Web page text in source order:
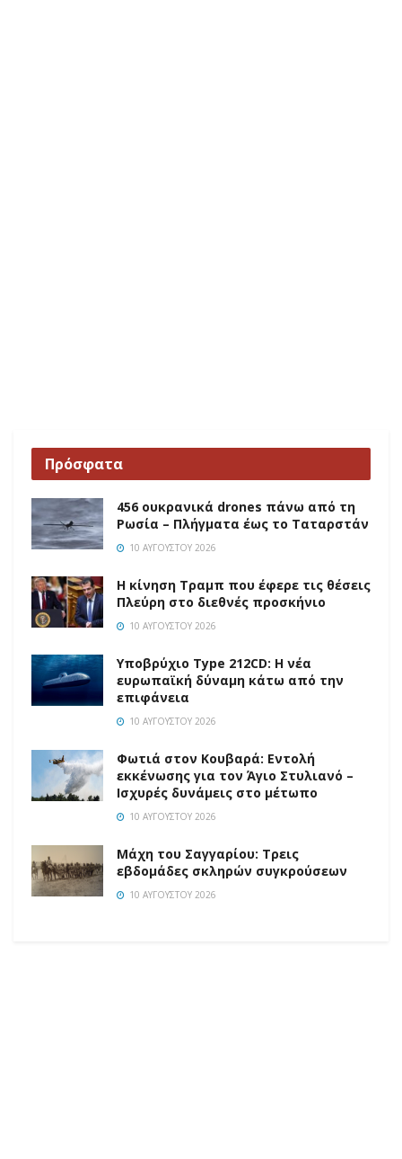
Πρόσφατα
456 ουκρανικά drones πάνω από τη
Ρωσία – Πλήγματα έως το Ταταρστάν
10 ΑΥΓΟΎΣΤΟΥ 2026
Η κίνηση Τραμπ που έφερε τις θέσεις
Πλεύρη στο διεθνές προσκήνιο
10 ΑΥΓΟΎΣΤΟΥ 2026
Υποβρύχιο Type 212CD: Η νέα
ευρωπαϊκή δύναμη κάτω από την
επιφάνεια
10 ΑΥΓΟΎΣΤΟΥ 2026
Φωτιά στον Κουβαρά: Εντολή
εκκένωσης για τον Άγιο Στυλιανό –
Ισχυρές δυνάμεις στο μέτωπο
10 ΑΥΓΟΎΣΤΟΥ 2026
Μάχη του Σαγγαρίου: Τρεις
εβδομάδες σκληρών συγκρούσεων
10 ΑΥΓΟΎΣΤΟΥ 2026